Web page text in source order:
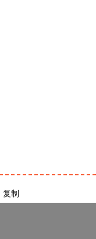
购买
制